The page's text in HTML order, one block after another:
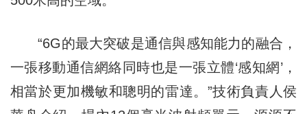
“6G的最大突破是通信與感知能力的融合，
一張移動通信網絡同時也是一張立體‘感知網’，
相當於更加機敏和聰明的雷達。”技術負責人侯